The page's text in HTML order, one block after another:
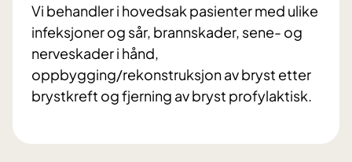
Vi behandler i hovedsak pasienter med ulike
infeksjoner og sår, brannskader, sene- og
nerveskader i hånd,
oppbygging/rekonstruksjon av bryst etter
brystkreft og fjerning av bryst profylaktisk.